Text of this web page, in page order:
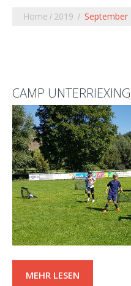
Home 2019 September
CAMP
MEHR LESEN